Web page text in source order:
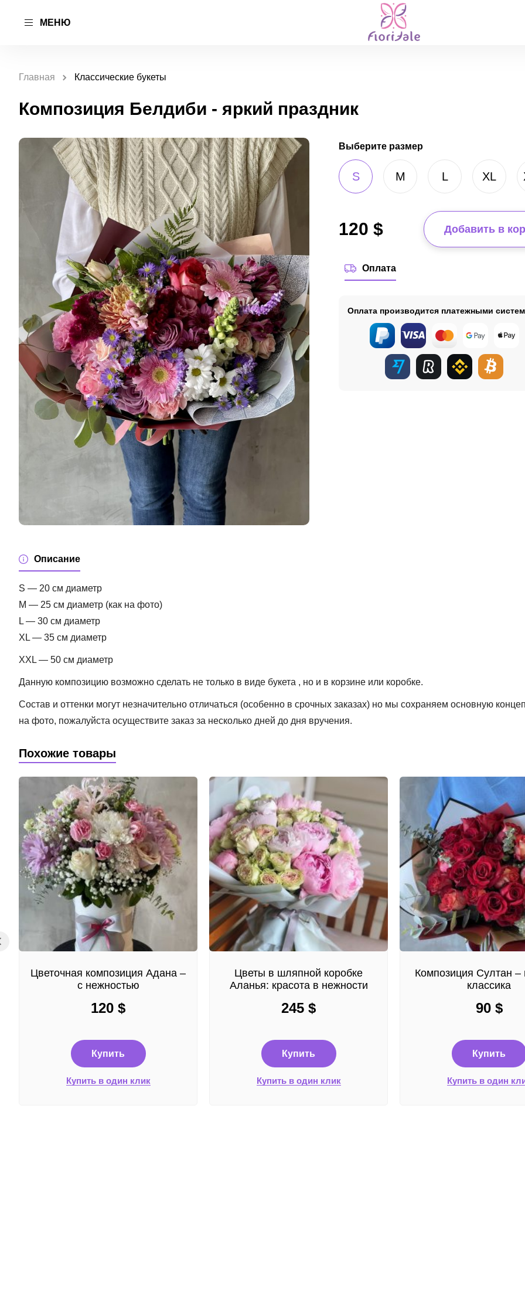
МЕНЮ
Главная Классические букеты
Композиция Белдиби - яркий праздник
Выберите размер
S M L XL
120 $ Добавить в
Оплата
Оплата производится платежными
Описание
S — 20 см диаметр
M — 25 см диаметр (как на фото)
L — 30 см диаметр
XL — 35 см диаметр
XXL — 50 см диаметр
Данную композицию возможно сделать не только в виде букета , но и в корзине или коробке.
Состав и оттенки могут незначительно отличаться (особенно в срочных заказах) но мы сохраняем основную
на фото, пожалуйста осуществите заказ за несколько дней до дня вручения.
Похожие товары
Цветочная композиция Адана –
с нежностью
120 $
Купить
Купить в один клик
Цветы в шляпной коробке
Аланья: красота в нежности
245 $
Купить
Купить в один клик
Композиция Султан –
классика
90 $
Купить
Купить в один